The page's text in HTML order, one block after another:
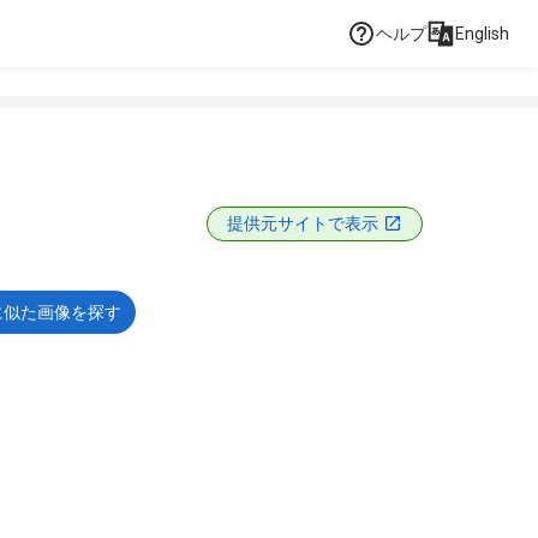
ヘルプ English
提供元サイトで表示
た画像を探す